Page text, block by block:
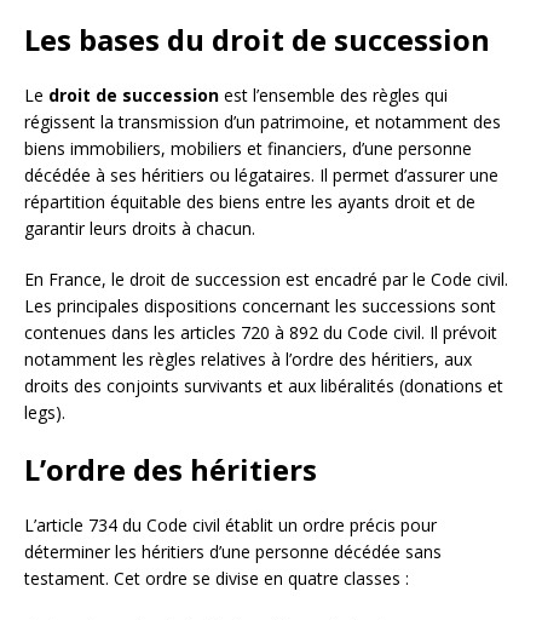
Les bases du droit de succession
Le droit de succession est l’ensemble des règles qui
régissent la transmission d’un patrimoine, et notamment des
biens immobiliers, mobiliers et financiers, d’une personne
décédée à ses héritiers ou légataires. Il permet d’assurer une
répartition équitable des biens entre les ayants droit et de
garantir leurs droits à chacun.
En France, le droit de succession est encadré par le Code civil.
Les principales dispositions concernant les successions sont
contenues dans les articles 720 à 892 du Code civil. Il prévoit
notamment les règles relatives à l’ordre des héritiers, aux
droits des conjoints survivants et aux libéralités (donations et
legs).
L’ordre des héritiers
L’article 734 du Code civil établit un ordre précis pour
déterminer les héritiers d’une personne décédée sans
testament. Cet ordre se divise en quatre classes :